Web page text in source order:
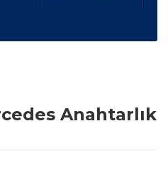
Anahtarlık